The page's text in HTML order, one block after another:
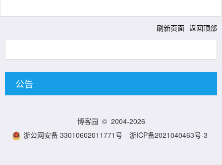
刷新页面 返回顶部
公告
博客园 © 2004-2026
浙公网安备 33010602011771号
浙ICP备2021040463号-3